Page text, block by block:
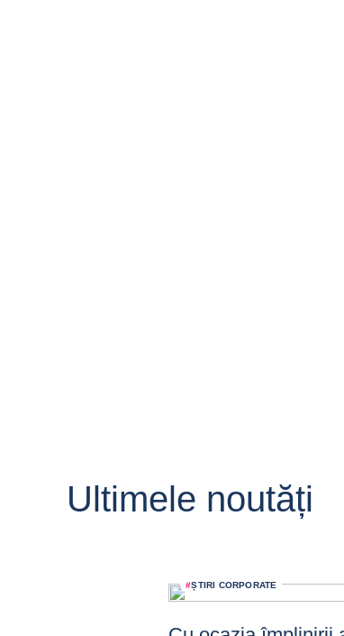
Ultimele noutăți
#ȘTIRI CORPORATE